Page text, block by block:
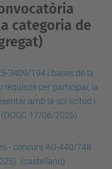
categoria de
3409/194 i bases de la
requisits per participar, la
amb la sol·licitud i
17/06/2025)
- concurs AG-440/748
(castellano)